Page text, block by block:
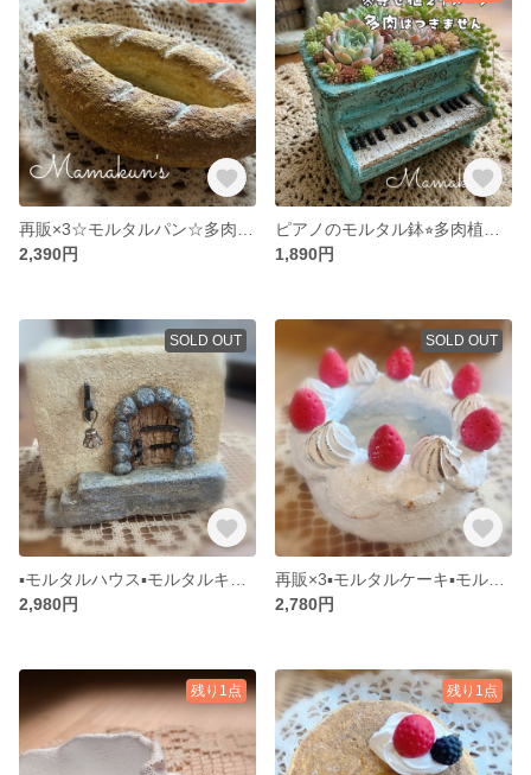
2,390円
1,890円
SOLD OUT
2,980円
SOLD OUT
2,780円
残り1点 残り1点